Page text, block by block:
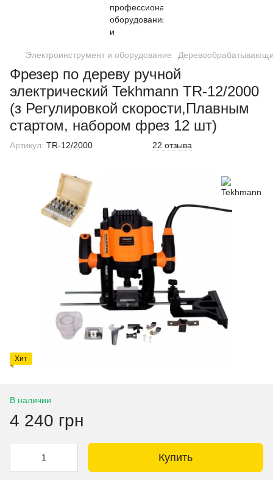
Электроинструмент и оборудование
Фрезер по дереву ручной
электрический Tekhmann TR-12/2000
(з Регулировкой скорости,Плавным
стартом, набором фрез 12 шт)
Артикул: TR-12/2000 22 отзыва
Хит
В наличии
4 240 грн
Купить